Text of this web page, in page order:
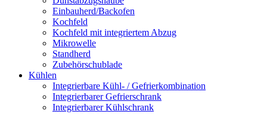
Einbauherd/Backofen
Kochfeld
Kochfeld mit integriertem Abzug
Mikrowelle
Standherd
Zubehörschublade
Kühlen
Integrierbare Kühl- / Gefrierkombination
Integrierbarer Gefrierschrank
Integrierbarer Kühlschrank